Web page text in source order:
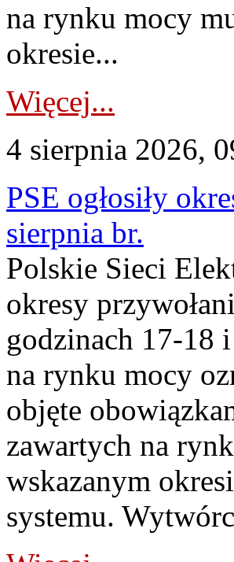
na rynku mocy
okresie...
Więcej...
4 sierpnia 2026,
PSE ogłosiły
sierpnia br.
Polskie Sieci
okresy
godzinach 17-18
na rynku mocy
objęte
zawartych na
wskazanym
systemu.